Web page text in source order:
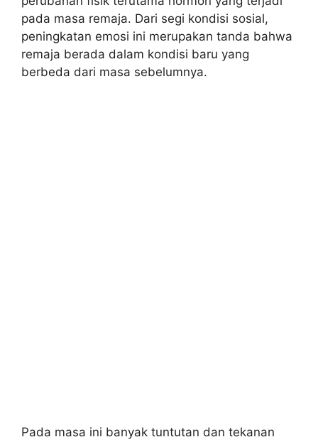
pada masa remaja. Dari segi kondisi sosial,
peningkatan emosi ini merupakan tanda bahwa
remaja berada dalam kondisi baru yang
berbeda dari masa sebelumnya.
Pada masa ini banyak tuntutan dan tekanan